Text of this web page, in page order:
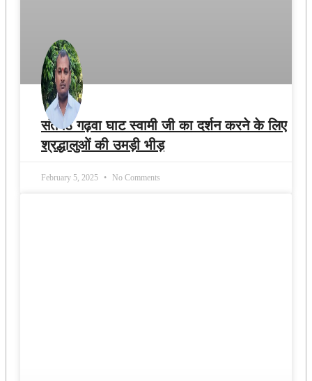
संतमठ गढ़वा घाट स्वामी जी का दर्शन करने के लिए
श्रद्धालुओं की उमड़ी भीड़
February 5, 2025 No Comments